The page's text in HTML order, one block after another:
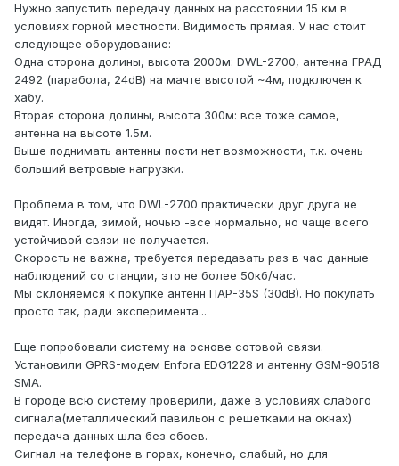
Нужно запустить передачу данных на расстоянии 15 км в
условиях горной местности. Видимость прямая. У нас стоит
следующее оборудование:
Одна сторона долины, высота 2000м: DWL-2700, антенна ГРАД
2492 (парабола, 24dB) на мачте высотой ~4м, подключен к
хабу.
Вторая сторона долины, высота 300м: все тоже самое,
антенна на высоте 1.5м.
Выше поднимать антенны пости нет возможности, т.к. очень
больший ветровые нагрузки.
Проблема в том, что DWL-2700 практически друг друга не
видят. Иногда, зимой, ночью -все нормально, но чаще всего
устойчивой связи не получается.
Скорость не важна, требуется передавать раз в час данные
наблюдений со станции, это не более 50кб/час.
Мы склоняемся к покупке антенн ПАР-35S (30dB). Но покупать
просто так, ради эксперимента...
Еще попробовали систему на основе сотовой связи.
Установили GPRS-модем Enfora EDG1228 и антенну GSM-90518
SMA.
В городе всю систему проверили, даже в условиях слабого
сигнала(металлический павильон с решетками на окнах)
передача данных шла без сбоев.
Сигнал на телефоне в горах, конечно, слабый, но для